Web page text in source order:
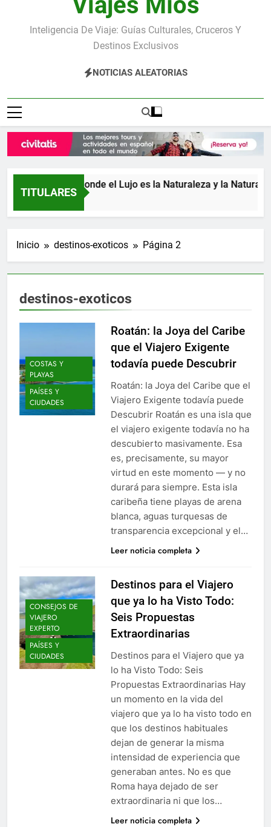
Inteligencia De Viaje: Guías Culturales, Cruceros Y
Destinos Exclusivos
NOTICIAS ALEATORIAS
TITULARES
Costa Rica: donde el Lujo es la Naturaleza y la Naturaleza
4 Días Atrás
Inicio destinos-exoticos Página 2
destinos-exoticos
COSTAS Y
PLAYAS
PAÍSES Y
CIUDADES
Roatán: la Joya del Caribe
que el Viajero Exigente
todavía puede Descubrir
Roatán: la Joya del Caribe que el
Viajero Exigente todavía puede
Descubrir Roatán es una isla que
el viajero exigente todavía no ha
descubierto masivamente. Esa
es, precisamente, su mayor
virtud en este momento — y no
durará para siempre. Esta isla
caribeña tiene playas de arena
blanca, aguas turquesas de
transparencia excepcional y el…
Leer noticia completa
CONSEJOS DE
VIAJERO
EXPERTO
PAÍSES Y
CIUDADES
Destinos para el Viajero
que ya lo ha Visto Todo:
Seis Propuestas
Extraordinarias
Destinos para el Viajero que ya
lo ha Visto Todo: Seis
Propuestas Extraordinarias Hay
un momento en la vida del
viajero que ya lo ha visto todo en
que los destinos habituales
dejan de generar la misma
intensidad de experiencia que
generaban antes. No es que
Roma haya dejado de ser
extraordinaria ni que los…
Leer noticia completa